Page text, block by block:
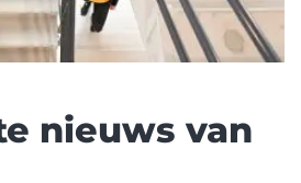
nieuws van